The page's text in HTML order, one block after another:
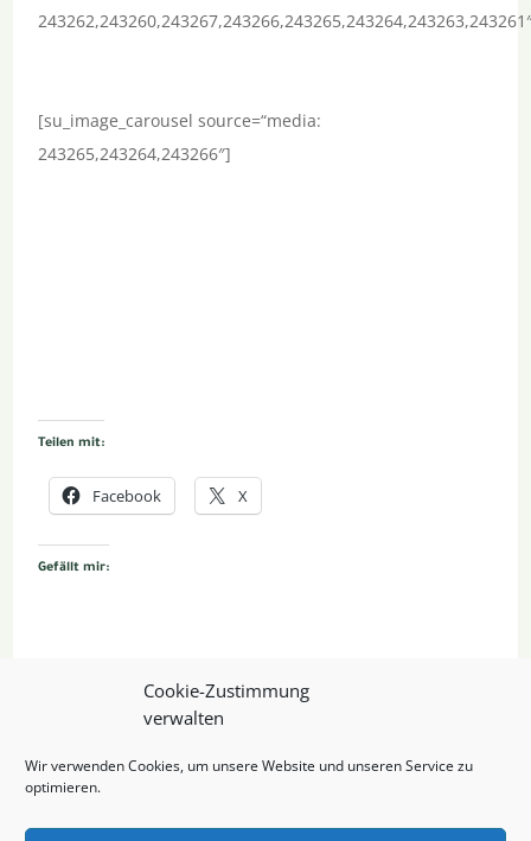
Cookie-Zustimmung
verwalten
Wir verwenden Cookies, um unsere Website und unseren Service zu
optimieren.
[su_image_carousel source=“media:
243265,243264,243266″]
Teilen mit:
Facebook X
Gefällt mir: